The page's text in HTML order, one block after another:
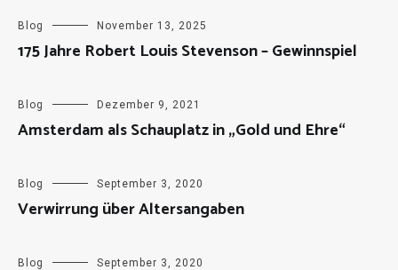
Blog November 13, 2025
175 Jahre Robert Louis Stevenson – Gewinnspiel
Blog Dezember 9, 2021
Amsterdam als Schauplatz in „Gold und Ehre“
Blog September 3, 2020
Verwirrung über Altersangaben
Blog September 3, 2020